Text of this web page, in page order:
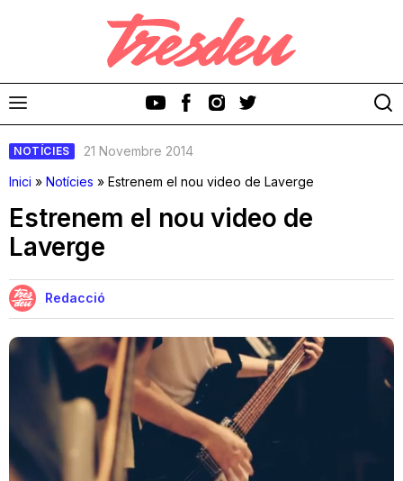
Cinema i Televisió
Festivals
Teatre
NOTÍCIES
21 Novembre 2014
Inici » Notícies » Estrenem el nou video de Laverge
Estrenem el nou video de
Laverge
Redacció